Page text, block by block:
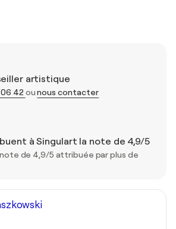
artistique
42 ounous contacter
à Singulart la note de 4,9/5
de 4,9/5 attribuée par plus de